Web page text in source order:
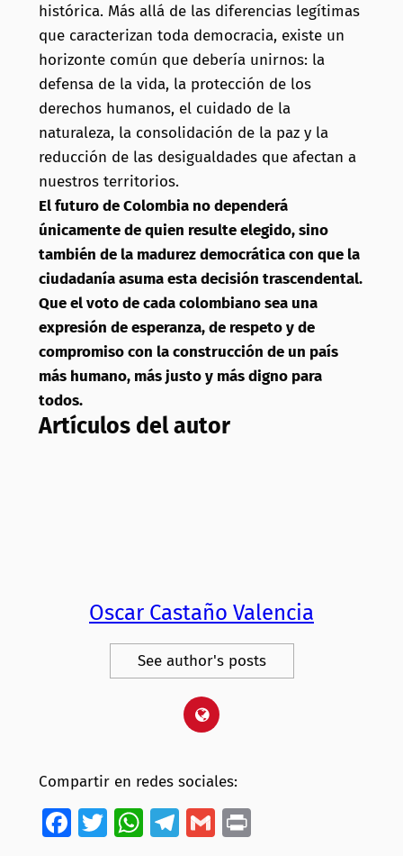
histórica. Más allá de las diferencias legítimas
que caracterizan toda democracia, existe un
horizonte común que debería unirnos: la
defensa de la vida, la protección de los
derechos humanos, el cuidado de la
naturaleza, la consolidación de la paz y la
reducción de las desigualdades que afectan a
nuestros territorios.
El futuro de Colombia no dependerá
únicamente de quien resulte elegido, sino
también de la madurez democrática con que la
ciudadanía asuma esta decisión trascendental.
Que el voto de cada colombiano sea una
expresión de esperanza, de respeto y de
compromiso con la construcción de un país
más humano, más justo y más digno para
todos.
Artículos del autor
Oscar Castaño Valencia
See author's posts
Compartir en redes sociales:
Facebook
Twitter
WhatsApp
Telegram
GmailPrint